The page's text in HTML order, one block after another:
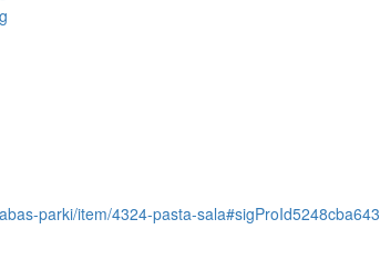
parki/item/4324-pasta-sala#sigProId5248cba643